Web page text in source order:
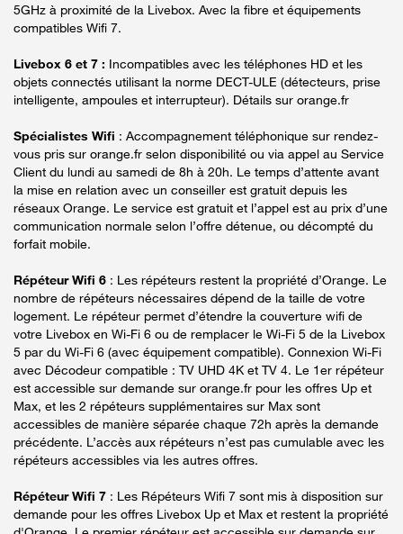
5GHz à proximité de la Livebox. Avec la fibre et équipements
compatibles Wifi 7.
Livebox 6 et 7 : Incompatibles avec les téléphones HD et les
objets connectés utilisant la norme DECT-ULE (détecteurs, prise
intelligente, ampoules et interrupteur). Détails sur orange.fr
Spécialistes Wifi : Accompagnement téléphonique sur rendez-
vous pris sur orange.fr selon disponibilité ou via appel au Service
Client du lundi au samedi de 8h à 20h. Le temps d’attente avant
la mise en relation avec un conseiller est gratuit depuis les
réseaux Orange. Le service est gratuit et l’appel est au prix d’une
communication normale selon l’offre détenue, ou décompté du
forfait mobile.
Répéteur Wifi 6 : Les répéteurs restent la propriété d’Orange. Le
nombre de répéteurs nécessaires dépend de la taille de votre
logement. Le répéteur permet d’étendre la couverture wifi de
votre Livebox en Wi-Fi 6 ou de remplacer le Wi-Fi 5 de la Livebox
5 par du Wi-Fi 6 (avec équipement compatible). Connexion Wi-Fi
avec Décodeur compatible : TV UHD 4K et TV 4. Le 1er répéteur
est accessible sur demande sur orange.fr pour les offres Up et
Max, et les 2 répéteurs supplémentaires sur Max sont
accessibles de manière séparée chaque 72h après la demande
précédente. L’accès aux répéteurs n’est pas cumulable avec les
répéteurs accessibles via les autres offres.
Répéteur Wifi 7 : Les Répéteurs Wifi 7 sont mis à disposition sur
demande pour les offres Livebox Up et Max et restent la propriété